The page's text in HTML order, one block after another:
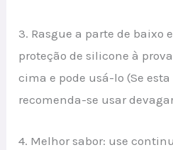
3. Rasgue a parte de baixo
proteção de silicone à
cima e pode usá-lo (Se
recomenda-se usar
4. Melhor sabor: use